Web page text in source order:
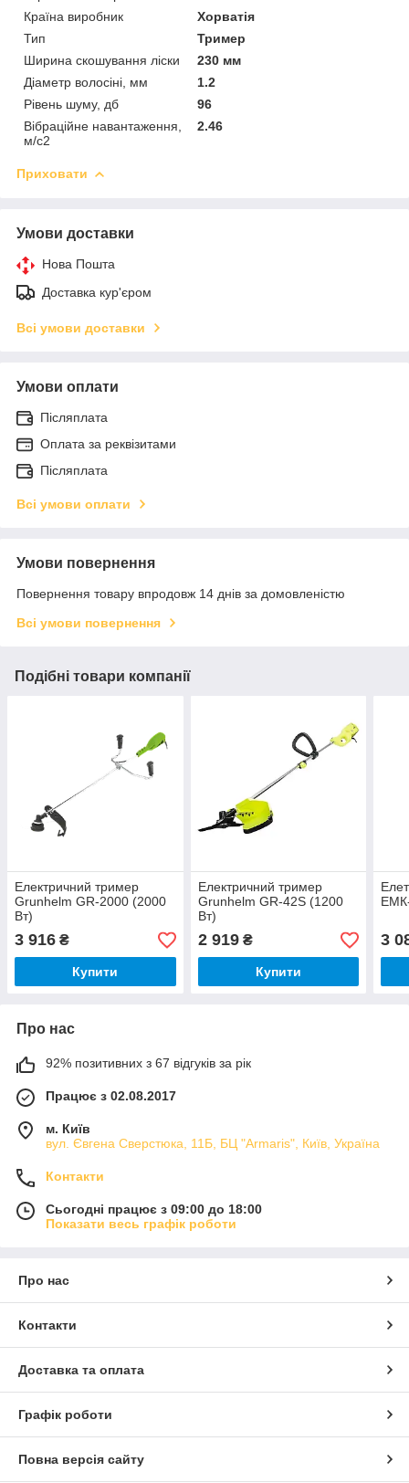
Країна виробник
Хорватія
Тип
Тример
Ширина скошування ліски
230 мм
Діаметр волосіні, мм
1.2
Рівень шуму, дб
96
Вібраційне навантаження,
м/с2
2.46
Приховати
Умови доставки
Нова Пошта
Доставка кур'єром
Всі умови доставки
Умови оплати
Післяплата
Оплата за реквізитами
Післяплата
Всі умови оплати
Умови повернення
Повернення товару впродовж 14 днів за домовленістю
Всі умови повернення
Подібні товари компанії
Електричний тример
Grunhelm GR-2000 (2000
Вт)
3 916 ₴
Купити
Електричний тример
Grunhelm GR-42S (1200
Вт)
2 919₴
Купити
3
Про нас
92% позитивних з 67 відгуків за рік
Працює з 02.08.2017
м. Київ
вул. Євгена Сверстюка, 11Б, БЦ "Armaris", Київ, Україна
Контакти
Сьогодні працює з 09:00 до 18:00
Показати весь графік роботи
Про нас
Контакти
Доставка та оплата
Графік роботи
Повна версія сайту